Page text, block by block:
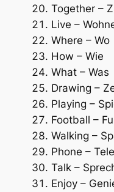
Together –
Live –
Where – Wo
How – Wie
What – Was
Drawing –
Playing –
Football –
Walking –
Phone –
Talk –
Enjoy –